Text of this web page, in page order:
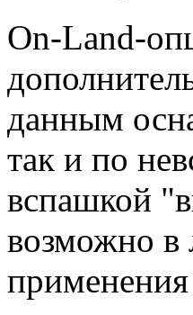
On-Land-
данным
так и по
вспашкой
возможно в